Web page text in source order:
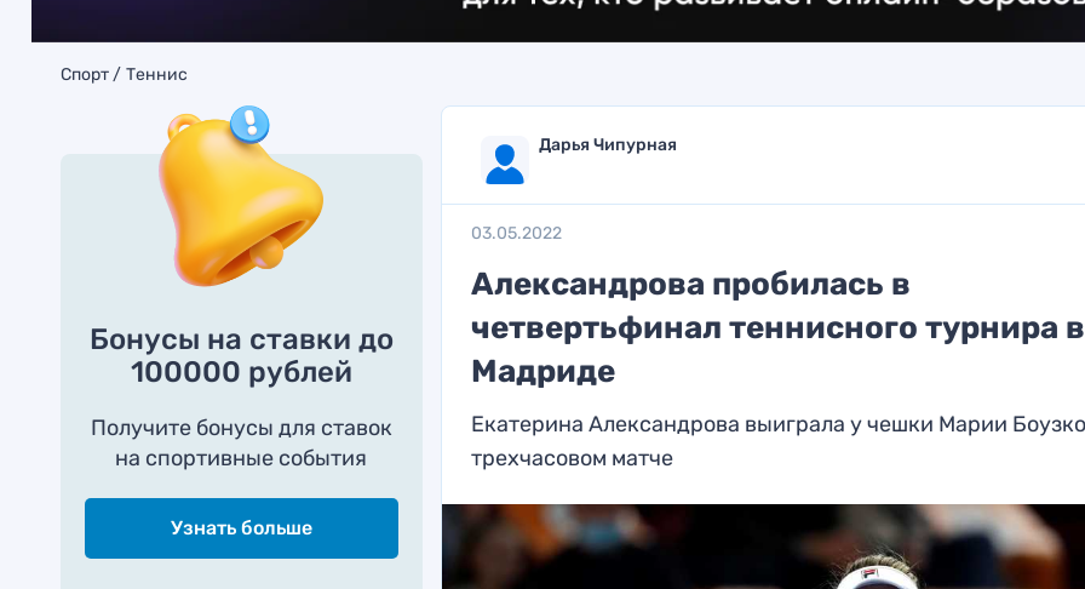
Спорт Теннис
Бонусы на ставки до
100000 рублей
Получите бонусы для ставок
на спортивные события
Узнать больше
Дарья Чипурная
03.05.2022
Александрова пробилась в
четвертьфинал теннисного турнира в
Мадриде
Екатерина Александрова выиграла у чешки Марии
трехчасовом матче